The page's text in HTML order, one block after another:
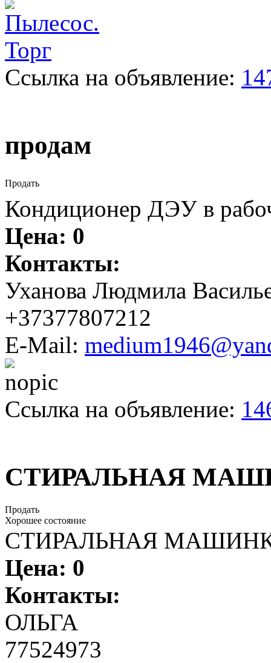
Ссылка на объявление:
продам
Продать
Кондиционер ДЭУ в
Цена: 0
Контакты:
Уханова Людмила
+37377807212
E-Mail:
Ссылка на объявление:
СТИРАЛЬНАЯ
Продать
Хорошее состояние
СТИРАЛЬНАЯ
Цена: 0
Контакты:
ОЛЬГА
77524973